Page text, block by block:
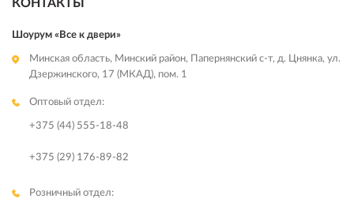
КОНТАКТЫ
Шоурум «Все к двери»
Минская область, Минский район, Папернянский с-т, д. Цнянка, ул.
Дзержинского, 17 (МКАД), пом. 1
Оптовый отдел:
+375 (44) 555-18-48
+375 (29) 176-89-82
Розничный отдел: